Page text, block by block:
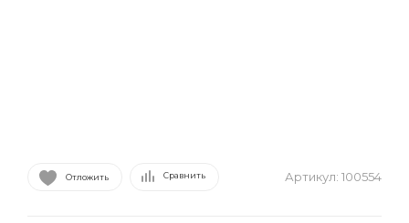
Отложить Сравнить Артикул: 100554